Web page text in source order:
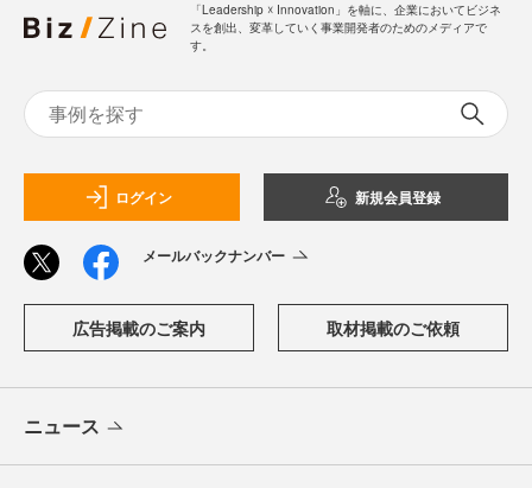
「Leadership ☓ Innovation」を軸に、企業においてビジネ
スを創出、変革していく事業開発者のためのメディアで
す。
ログイン 新規会員登録
メールバックナンバー
広告掲載のご案内 取材掲載のご依頼
ニュース